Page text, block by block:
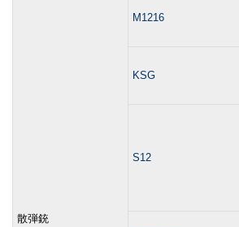
散弾銃
M1216
KSG
S12